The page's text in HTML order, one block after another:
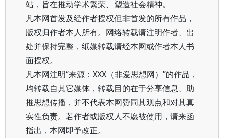
站，旨在推动学术繁荣、塑造社会精神。
凡本网首发及经作者授权但非首发的所有作品，
版权归作者本人所有。网络转载请注明作者、出
处并保持完整，纸媒转载请经本网或作者本人书
面授权。
凡本网注明“来源：XXX（非爱思想网）”的作品，
均转载自其它媒体，转载目的在于分享信息、助
推思想传播，并不代表本网赞同其观点和对其真
实性负责。若作者或版权人不愿被使用，请来函
指出，本网即予改正。